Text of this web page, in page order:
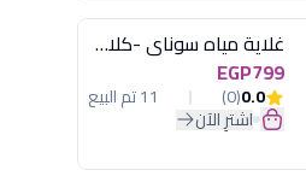
غلاية مياه سوناي -كلاسيك 2200 وات، 1.7 لتر زجاج اضائة ليد - MAR-3752
EGP799
0.0
(0) 11 تم البيع
اشترِ الآن